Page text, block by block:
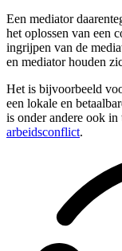
Een mediator
het oplossen van een
ingrijpen van de
en mediator houden
Het is bijvoorbeeld
een lokale en
is onder andere ook in
arbeidsconflict.